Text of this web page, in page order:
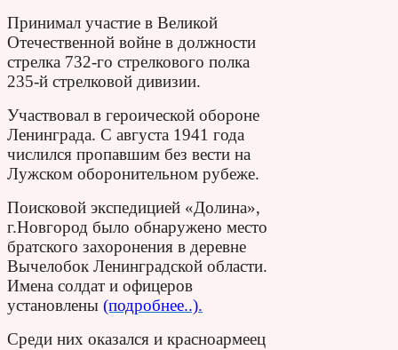
Принимал участие в Великой
Отечественной войне в должности
стрелка 732-го стрелкового полка
235-й стрелковой дивизии.
Участвовал в героической обороне
Ленинграда. С августа 1941 года
числился пропавшим без вести на
Лужском оборонительном рубеже.
Поисковой экспедицией «Долина»,
г.Новгород было обнаружено место
братского захоронения в деревне
Вычелобок Ленинградской области.
Имена солдат и офицеров
установлены (подробнее..).
Среди них оказался и красноармеец